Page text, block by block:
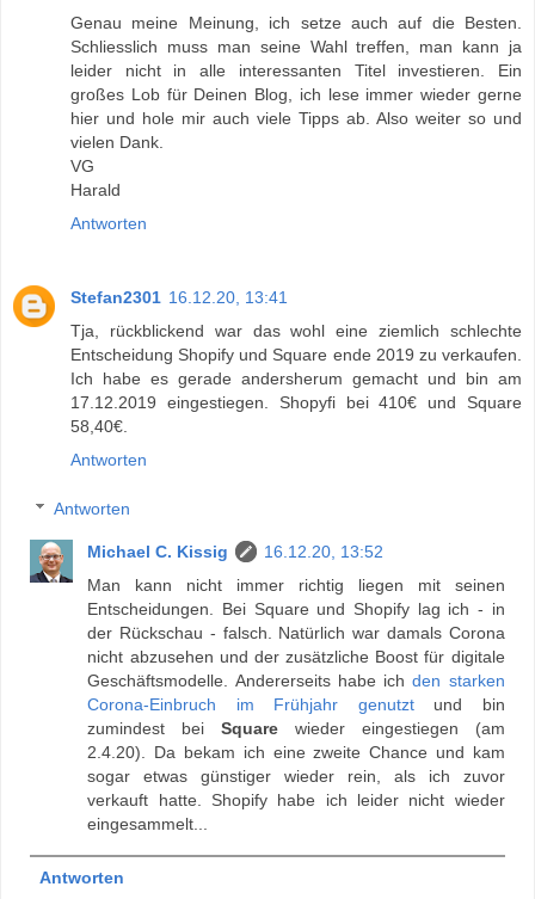
Genau meine Meinung, ich setze auch auf die Besten.
Schliesslich muss man seine Wahl treffen, man kann ja
leider nicht in alle interessanten Titel investieren. Ein
großes Lob für Deinen Blog, ich lese immer wieder gerne
hier und hole mir auch viele Tipps ab. Also weiter so und
vielen Dank.
VG
Harald
Antworten
Stefan2301 16.12.20, 13:41
Tja, rückblickend war das wohl eine ziemlich schlechte
Entscheidung Shopify und Square ende 2019 zu verkaufen.
Ich habe es gerade andersherum gemacht und bin am
17.12.2019 eingestiegen. Shopyfi bei 410€ und Square
58,40€.
Antworten
Antworten
Michael C. Kissig
16.12.20, 13:52
Man kann nicht immer richtig liegen mit seinen
Entscheidungen. Bei Square und Shopify lag ich - in
der Rückschau - falsch. Natürlich war damals Corona
nicht abzusehen und der zusätzliche Boost für digitale
Geschäftsmodelle. Andererseits habe ichden starken
Corona-Einbruch im Frühjahr genutztund bin
zumindest beiSquare wieder eingestiegen (am
2.4.20). Da bekam ich eine zweite Chance und kam
sogar etwas günstiger wieder rein, als ich zuvor
verkauft hatte. Shopify habe ich leider nicht wieder
eingesammelt...
Antworten